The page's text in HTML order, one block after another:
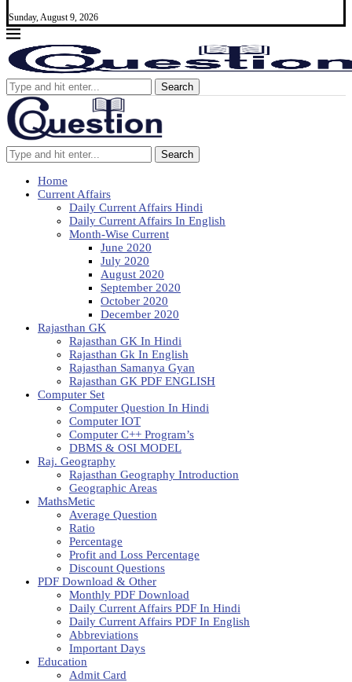
Sunday, August 9, 2026
Search
Search
Home
Current Affairs
Daily Current Affairs Hindi
Daily Current Affairs In English
Month-Wise Current
June 2020
July 2020
August 2020
September 2020
October 2020
December 2020
Rajasthan GK
Rajasthan GK In Hindi
Rajasthan Gk In English
Rajasthan Samanya Gyan
Rajasthan GK PDF ENGLISH
Computer Set
Computer Question In Hindi
Computer IOT
Computer C++ Program’s
DBMS & OSI MODEL
Raj. Geography
Rajasthan Geography Introduction
Geographic Areas
MathsMetic
Average Question
Ratio
Percentage
Profit and Loss Percentage
Discount Questions
PDF Download & Other
Monthly PDF Download
Daily Current Affairs PDF In Hindi
Daily Current Affairs PDF In English
Abbreviations
Important Days
Education
Admit Card